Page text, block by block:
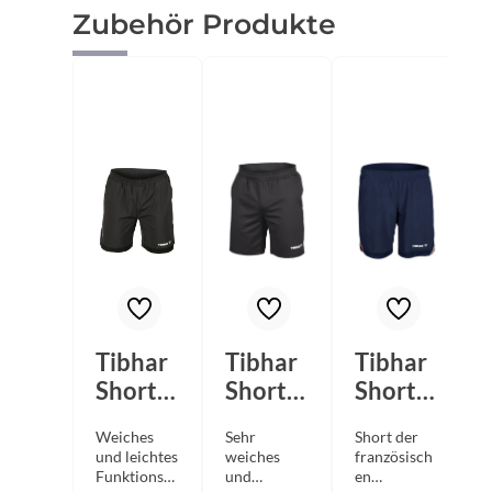
Produktgalerie überspringen
Zubehör Produkte
Tibhar
Short
m
Weiches
und leichtes
Funktionsm
Tibhar
Short
schwar
z
Sehr
weiches
und
Tibhar
Short
m
France
Short der
französisch
en